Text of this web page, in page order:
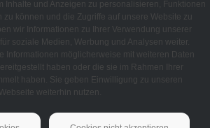
Inhalte und Anzeigen zu personalisieren, Funktionen
zu können und die Zugriffe auf unsere Website zu
wir Informationen zu Ihrer Verwendung unserer
soziale Medien, Werbung und Analysen weiter.
Informationen möglicherweise mit weiteren Daten
haben oder die sie im Rahmen Ihrer
haben. Sie geben Einwilligung zu unseren
weiterhin nutzen.